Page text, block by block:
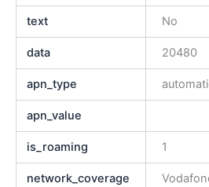
text No
data 20480
apn_type
apn_value
is_roaming 1
network_coverage